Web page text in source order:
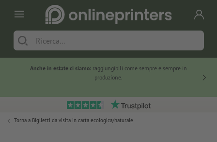
Anche in estate ci siamo: raggiungibili come sempre e sempre in
produzione.
Torna a Biglietti da visita in carta ecologica/naturale